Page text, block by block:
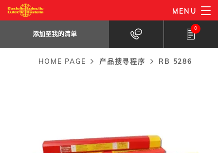
Skip
to
content
MENU
添加至我的清单
0
RB 5286
添加至我的清单
HOME PAGE 产品搜寻程序 RB 5286